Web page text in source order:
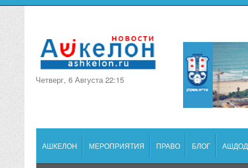
Четверг, 6 Августа 22:15
АШКЕЛОН МЕРОПРИЯТИЯ ПРАВО БЛОГ АШДОД